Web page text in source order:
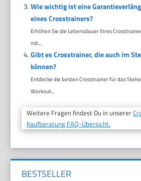
Wie wichtig ist eine
eines Crosstrainers?
Erhöhen Sie die Lebensdauer Ihres
mit...
Gibt es Crosstrainer, die auch im
können?
Entdecke die besten Crosstrainer für das
Workout...
Weitere Fragen findest Du in unserer
Kaufberatung FAQ-Übersicht.
BESTSELLER